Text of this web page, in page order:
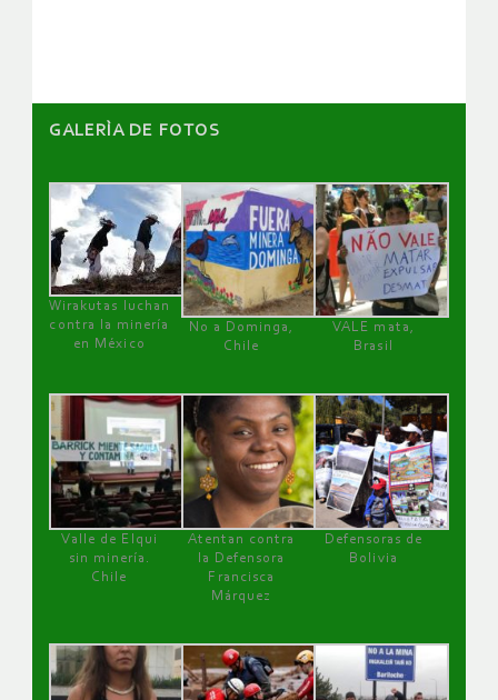
GALERÌA DE FOTOS
Wirakutas luchan
contra la minería
en México
No a Dominga,
Chile
VALE mata,
Brasil
Valle de Elqui
sin minería.
Chile
Atentan contra
la Defensora
Francisca
Márquez
Defensoras de
Bolivia